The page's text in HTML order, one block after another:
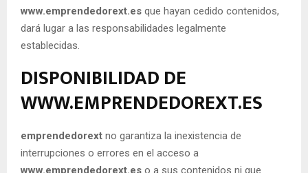
www.emprendedorext.es que hayan cedido contenidos,
dará lugar a las responsabilidades legalmente
establecidas.
DISPONIBILIDAD DE
WWW.EMPRENDEDOREXT.ES
emprendedorext no garantiza la inexistencia de
interrupciones o errores en el acceso a
www.emprendedorext.es o a sus contenidos ni que